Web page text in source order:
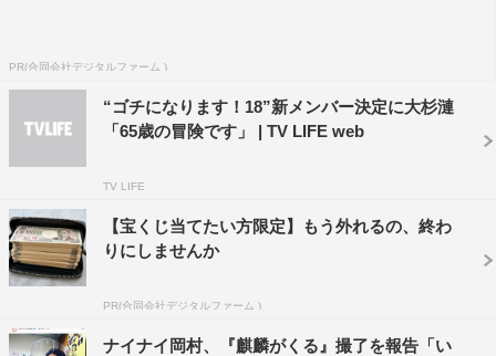
PR(合同会社デジタルファーム )
“ゴチになります！18”新メンバー決定に大杉漣
「65歳の冒険です」 | TV LIFE web
TV LIFE
【宝くじ当てたい方限定】もう外れるの、終わ
りにしませんか
PR(合同会社デジタルファーム )
ナイナイ岡村、『麒麟がくる』撮了を報告「い